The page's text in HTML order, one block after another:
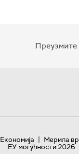
Економија | Мерила
ЕУ могућности 2026